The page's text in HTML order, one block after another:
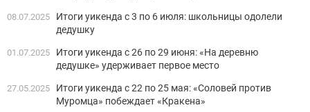
08.07.2025
Итоги уикенда с 3 по 6 июля: школьницы одолели
дедушку
01.07.2025
Итоги уикенда с 26 по 29 июня: «На деревню
дедушке» удерживает первое место
27.05.2025
Итоги уикенда с 22 по 25 мая: «Соловей против
Муромца» побеждает «Кракена»